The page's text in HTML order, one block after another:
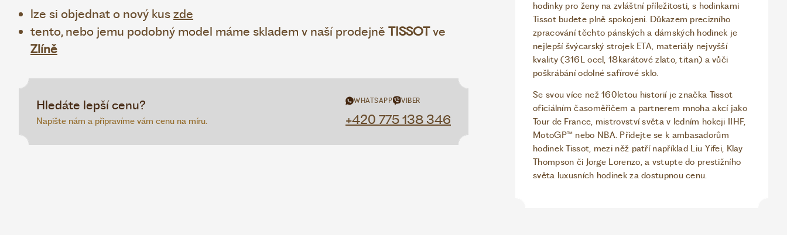
lze si objednat o nový kus zde
tento, nebo jemu podobný model máme skladem v naší prodejně TISSOTve
Zlíně
Hledáte lepší cenu?
Napište nám a připravíme vám cenu na míru.
WHATSAPP VIBER
+420 775 138 346
hodinky pro ženy na zvláštní příležitosti, s hodinkami
Tissot budete plně spokojeni. Důkazem precizního
zpracování těchto pánských a dámských hodinek je
nejlepší švýcarský strojek ETA, materiály nejvyšší
kvality (316L ocel, 18karátové zlato, titan) a vůči
poškrábání odolné safírové sklo.
Se svou více než 160letou historií je značka Tissot
oficiálním časoměřičem a partnerem mnoha akcí jako
Tour de France, mistrovství světa v ledním hokeji IIHF,
MotoGP™ nebo NBA. Přidejte se k ambasadorům
hodinek Tissot, mezi něž patří například Liu Yifei, Klay
Thompson či Jorge Lorenzo, a vstupte do prestižního
světa luxusních hodinek za dostupnou cenu.